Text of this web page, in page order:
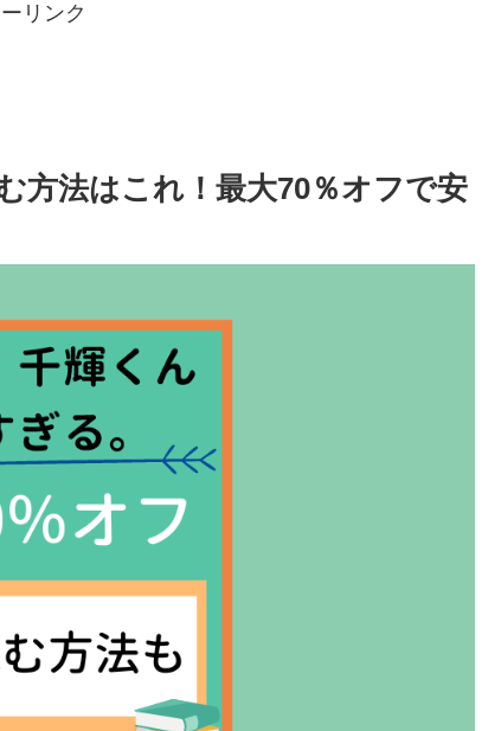
リンク
方法はこれ！最大70％オフで安